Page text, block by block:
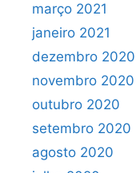
março 2021
janeiro 2021
dezembro 2020
novembro 2020
outubro 2020
setembro 2020
agosto 2020